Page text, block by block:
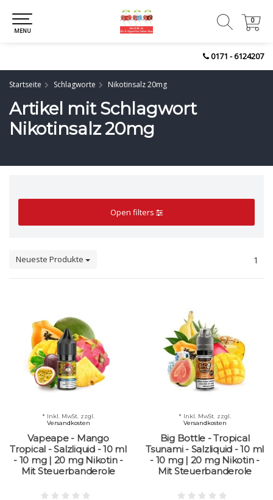
0171 - 6124207
0
0
MENU
Startseite Schlagworte Nikotinsalz 20mg
Artikel mit Schlagwort
Nikotinsalz 20mg
Open filters
Neueste Produkte 1
Vapeape - Mango
Tropical - Salzliquid - 10 ml
- 10 mg | 20 mg Nikotin -
Mit Steuerbanderole
* Inkl. MwSt. zzgl.
Versandkosten
Big Bottle - Tropical
Tsunami - Salzliquid - 10 ml
- 10 mg | 20 mg Nikotin -
Mit Steuerbanderole
* Inkl. MwSt. zzgl.
Versandkosten